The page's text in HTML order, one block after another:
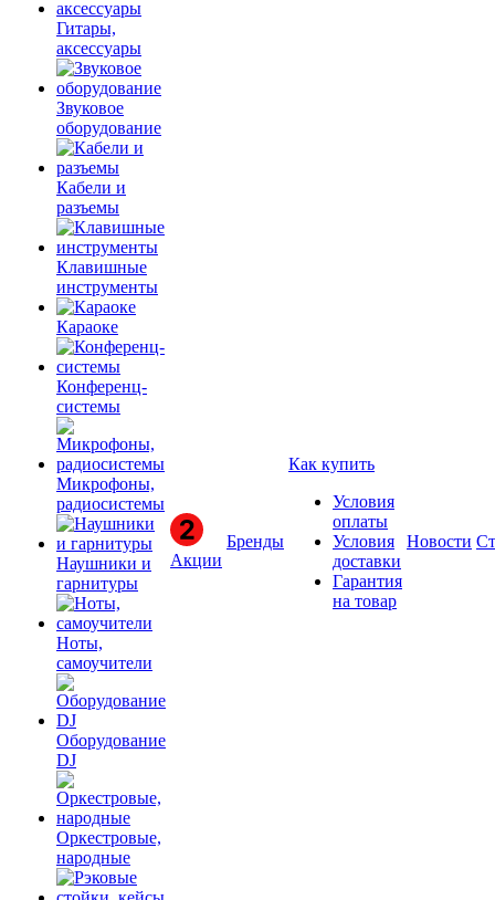
Гитары,
аксессуары
Звуковое
оборудование
Кабели и
разъемы
Клавишные
инструменты
Караоке
Конференц-
системы
Микрофоны,
радиосистемы
Наушники и
гарнитуры
Ноты,
самоучители
Оборудование
DJ
Оркестровые,
народные
Акции
Бренды
Как купить
Условия
оплаты
Условия
доставки
Гарантия
на товар
Новости